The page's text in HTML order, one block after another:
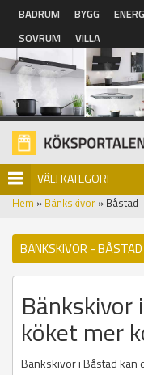
Hoppa till huvudinnehåll
BADRUM BYGG
SOVRUM
VILLA
VÄLJ KATEGORI
Hem » Bänkskivor » Båstad
BÄNKSKIVOR - BÅSTAD
Bänkskivor
köket mer
Bänkskivor i Båstad kan